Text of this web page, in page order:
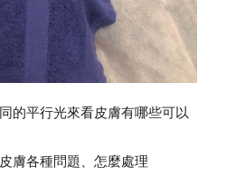
的平行光來看皮膚有哪些可以
膚各種問題、怎麼處理